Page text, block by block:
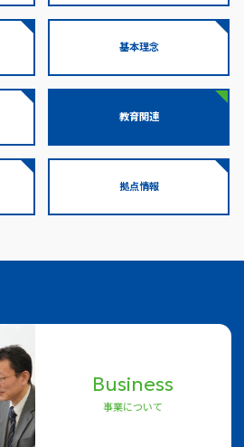
基本理念
教育関連
拠点情報
Business
事業について